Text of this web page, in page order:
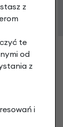
z
te
od
z
i